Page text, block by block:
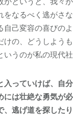
をなるべく逃がさ
己変容の喜びの
けの、どうしよう
うのが私の現代
っていけば、自
には壮絶な勇気が
逃げ道を探した